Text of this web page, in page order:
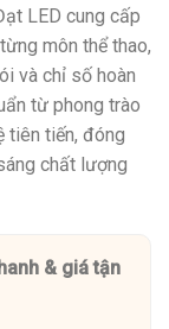
LED cung cấp
môn thể thao,
và chỉ số hoàn
từ phong trào
tiên tiến, đóng
chất lượng
& giá tận